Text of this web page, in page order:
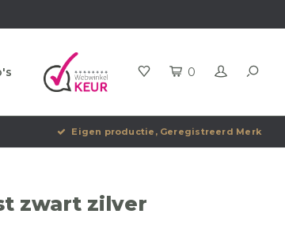
0
Eigen productie, Geregistreerd Merk
zwart zilver